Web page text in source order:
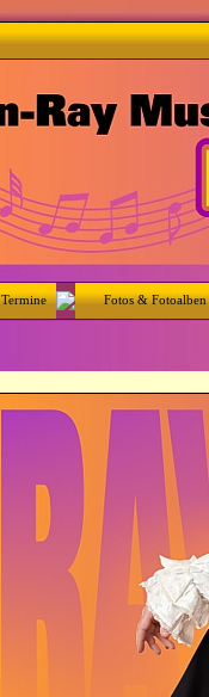
Termine Fotos & Fotoalben